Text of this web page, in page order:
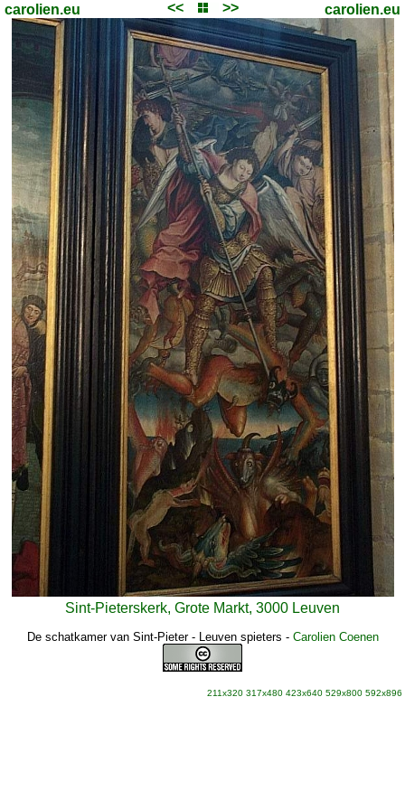
carolien.eu << >> carolien.eu
Sint-Pieterskerk, Grote Markt, 3000 Leuven
De schatkamer van Sint-Pieter - Leuven spieters - Carolien Coenen
211x320 317x480 423x640 529x800 592x896